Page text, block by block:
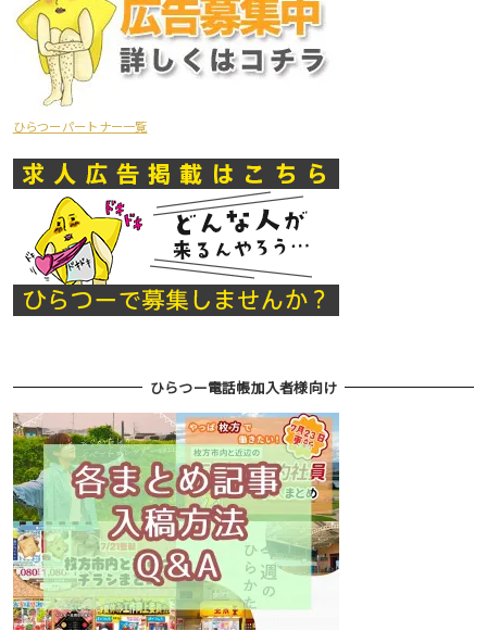
ひらつーパートナー一覧
ひらつー電話帳加入者様向け